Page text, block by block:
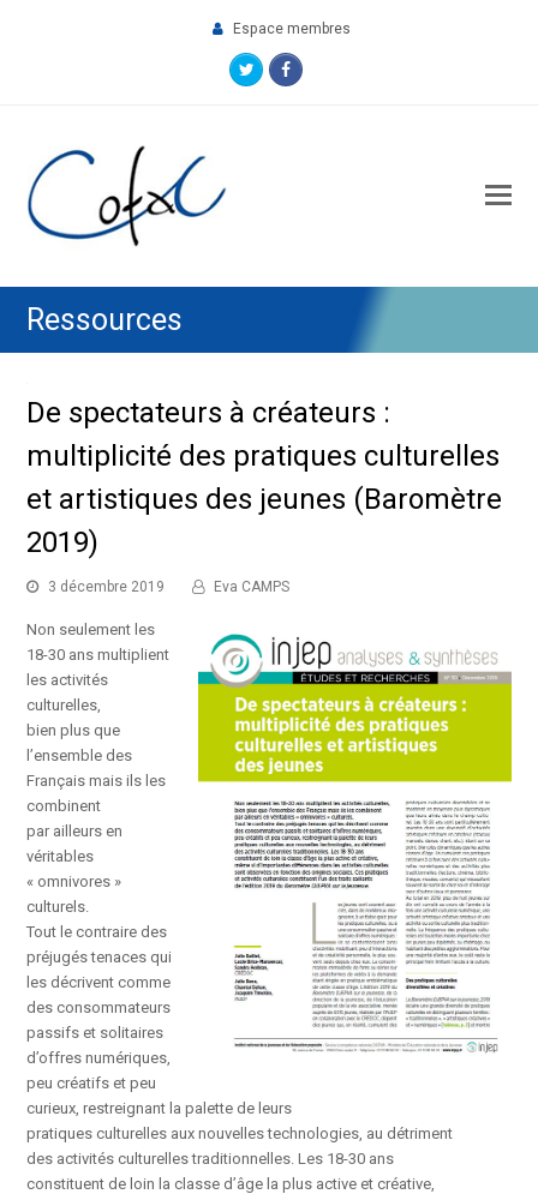
Espace membres
TwitterFacebook
Ressources
De spectateurs à créateurs :
multiplicité des pratiques culturelles
et artistiques des jeunes (Baromètre
2019)
3 décembre 2019 Eva CAMPS
Non seulement les
18-30 ans multiplient
les activités
culturelles,
bien plus que
l’ensemble des
Français mais ils les
combinent
par ailleurs en
véritables
« omnivores »
culturels.
Tout le contraire des
préjugés tenaces qui
les décrivent comme
des consommateurs
passifs et solitaires
d’offres numériques,
peu créatifs et peu
curieux, restreignant la palette de leurs
pratiques culturelles aux nouvelles technologies, au détriment
des activités culturelles traditionnelles. Les 18-30 ans
constituent de loin la classe d’âge la plus active et créative,